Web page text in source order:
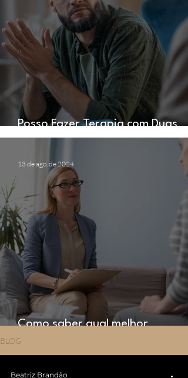
Posso Fazer Terapia com Duas
Psicólogas ao Mesmo Tempo?
Como saber qual melhor
abordagem do psicólogo?
13 de ago. de 2024
BLOG
Beatriz Brandão